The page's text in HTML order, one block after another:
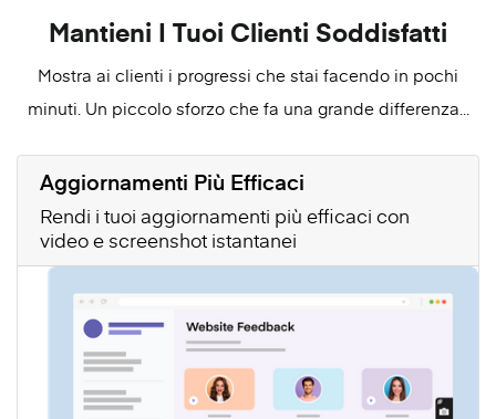
Aggiornamenti Più Efficaci
Rendi i tuoi aggiornamenti più efficaci con
video e screenshot istantanei
Mantieni I Tuoi Clienti Soddisfatti
Mostra ai clienti i progressi che stai facendo in pochi
minuti. Un piccolo sforzo che fa una grande differenza...